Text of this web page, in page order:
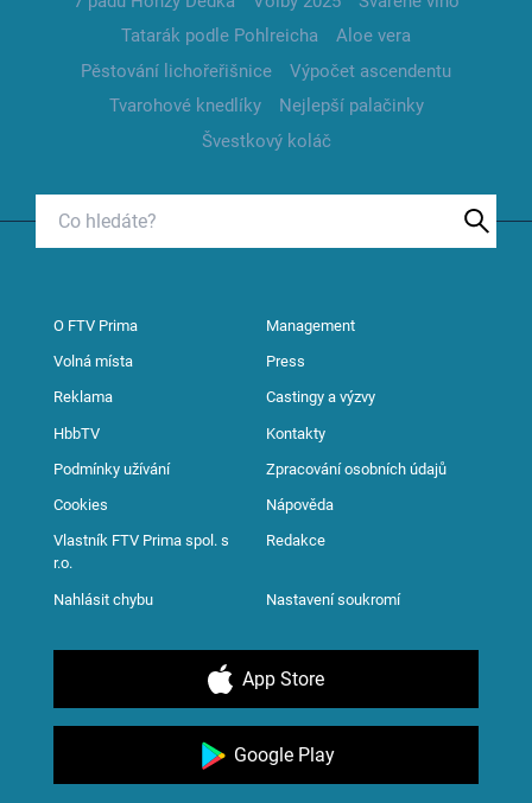
Tatarák podle Pohlreicha
Aloe vera
Pěstování lichořeřišnice
Výpočet ascendentu
Tvarohové knedlíky
Nejlepší palačinky
Švestkový koláč
O FTV Prima Management
Volná místa Press
Reklama Castingy a výzvy
HbbTV Kontakty
Podmínky užívání Zpracování osobních údajů
Cookies Nápověda
Vlastník FTV Prima spol. s
r.o.
Redakce
Nahlásit chybu Nastavení soukromí
App Store
Google Play